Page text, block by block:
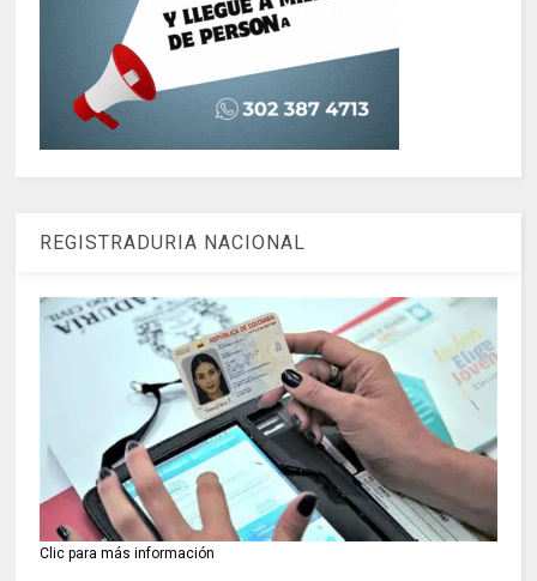
REGISTRADURIA NACIONAL
Clic para más información